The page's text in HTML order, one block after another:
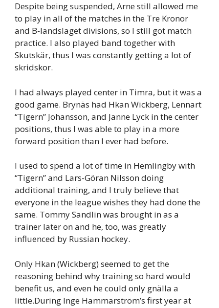
Despite being suspended, Arne still allowed me
to play in all of the matches in the Tre Kronor
and B-landslaget divisions, so I still got match
practice. I also played band together with
Skutskär, thus I was constantly getting a lot of
skridskor.
I had always played center in Timra, but it was a
good game. Brynäs had Hkan Wickberg, Lennart
“Tigern” Johansson, and Janne Lyck in the center
positions, thus I was able to play in a more
forward position than I ever had before.
I used to spend a lot of time in Hemlingby with
“Tigern” and Lars-Göran Nilsson doing
additional training, and I truly believe that
everyone in the league wishes they had done the
same. Tommy Sandlin was brought in as a
trainer later on and he, too, was greatly
influenced by Russian hockey.
Only Hkan (Wickberg) seemed to get the
reasoning behind why training so hard would
benefit us, and even he could only gnälla a
little.During Inge Hammarström’s first year at